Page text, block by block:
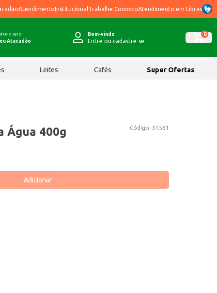
AtendimentoInstitucional Trabalhe ConoscoAtendimento em Libras
o app
Atacadão
Bem-vindo
Entre ou cadastre-se
0
Leites Cafés Super Ofertas
Código: 31561
Água 400g
Adicionar